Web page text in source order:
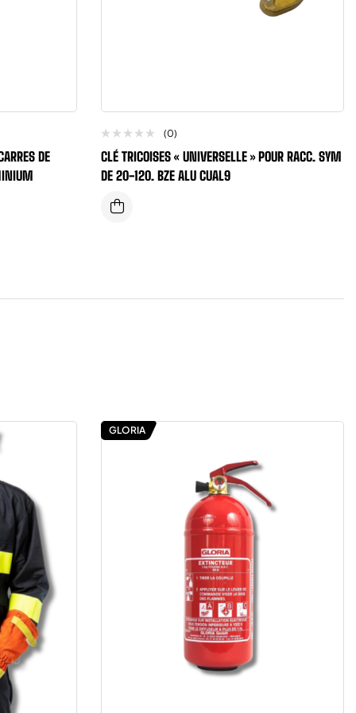
DE
(0)
CLÉ TRICOISES « UNIVERSELLE » POUR RACC. SYM
DE 20-120. BZE ALU CUAL9
GLORIA